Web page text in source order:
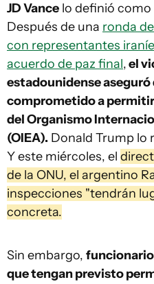
JD Vance lo definió
Después de una ronda
con representantes
acuerdo de paz final,el
estadounidense aseguró
comprometido a
del Organismo
(OIEA). Donald Trump lo
Y este miércoles, el
de la ONU, el argentino
inspecciones "tendrán
concreta.
Sin embargo,
que tengan previsto